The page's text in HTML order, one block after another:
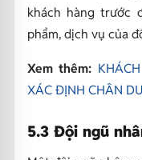
khách hàng trước
phẩm, dịch vụ của
Xem thêm:
XÁC ĐỊNH CHÂN
5.3 Đội ngũ